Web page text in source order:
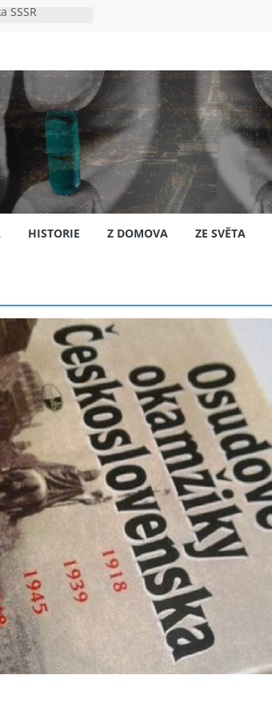
SSSR
HISTORIE Z DOMOVA ZE SVĚTA